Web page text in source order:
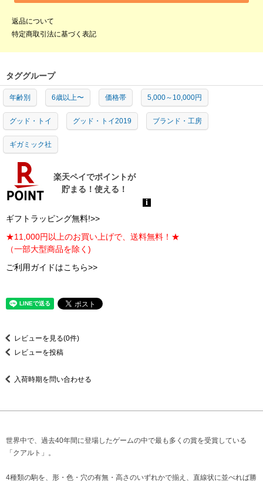
返品について
特定商取引法に基づく表記
タググループ
年齢別 6歳以上〜 価格帯 5,000～10,000円
グッド・トイ グッド・トイ2019 ブランド・工房
ギガミック社
ギフトラッピング無料!>>
★11,000円以上のお買い上げで、送料無料！★
（一部大型商品を除く)
ご利用ガイドはこちら>>
レビューを見る(0件)
レビューを投稿
入荷時期を問い合わせる
世界中で、過去40年間に登場したゲームの中で最も多くの賞を受賞している
「クアルト」。
4種類の駒を、形・色・穴の有無・高さのいずれかで揃え、直線状に並べれば勝